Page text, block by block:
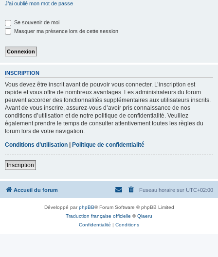
J’ai oublié mon mot de passe
Se souvenir de moi
Masquer ma présence lors de cette session
INSCRIPTION
Vous devez être inscrit avant de pouvoir vous connecter. L’inscription est
rapide et vous offre de nombreux avantages. Les administrateurs du forum
peuvent accorder des fonctionnalités supplémentaires aux utilisateurs inscrits.
Avant de vous inscrire, assurez-vous d’avoir pris connaissance de nos
conditions d’utilisation et de notre politique de confidentialité. Veuillez
également prendre le temps de consulter attentivement toutes les règles du
forum lors de votre navigation.
Conditions d’utilisation | Politique de confidentialité
Inscription
Accueil du forum Fuseau horaire sur UTC+02:00
Développé parphpBB® Forum Software © phpBB Limited
Traduction française officielle ©Qiaeru
Confidentialité | Conditions